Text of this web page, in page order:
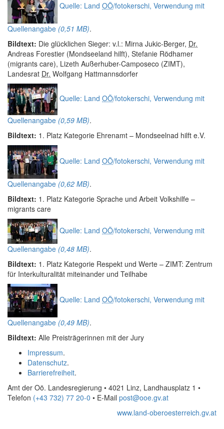
Quelle: Land OÖ/fotokerschi, Verwendung mit
Quellenangabe (0,51 MB).
Bildtext: Die glücklichen Sieger: v.l.: Mirna Jukic-Berger, Dr.
Andreas Forestier (Mondseeland hilft), Stefanie Rödhamer
(migrants care), Lizeth Außerhuber-Camposeco (ZIMT),
Landesrat Dr. Wolfgang Hattmannsdorfer
Quelle: Land OÖ/fotokerschi, Verwendung mit
Quellenangabe (0,59 MB).
Bildtext: 1. Platz Kategorie Ehrenamt – Mondseelnad hilft e.V.
Quelle: Land OÖ/fotokerschi, Verwendung mit
Quellenangabe (0,62 MB).
Bildtext: 1. Platz Kategorie Sprache und Arbeit Volkshilfe –
migrants care
Quelle: Land OÖ/fotokerschi, Verwendung mit
Quellenangabe (0,48 MB).
Bildtext: 1. Platz Kategorie Respekt und Werte – ZIMT: Zentrum
für Interkulturalität miteinander und Teilhabe
Quelle: Land OÖ/fotokerschi, Verwendung mit
Quellenangabe (0,49 MB).
Bildtext: Alle Preisträgerinnen mit der Jury
Impressum.
Datenschutz.
Barrierefreiheit.
Amt der Oö. Landesregierung • 4021 Linz, Landhausplatz 1 •
Telefon (+43 732) 77 20-0 • E-Mail post@ooe.gv.at
www.land-oberoesterreich.gv.at